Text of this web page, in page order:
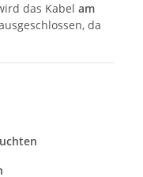
das Kabel am
da